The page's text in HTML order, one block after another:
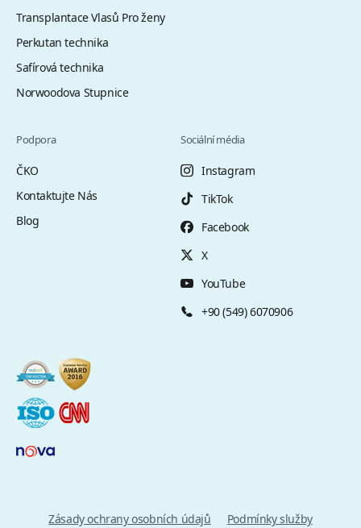
Transplantace Vlasů Pro ženy
Perkutan technika
Safírová technika
Norwoodova Stupnice
Podpora
ČKO
Kontaktujte Nás
Blog
Sociální média
Instagram
TikTok
Facebook
X
YouTube
+90 (549) 6070906
Zásady ochrany osobních údajů
Podmínky služby